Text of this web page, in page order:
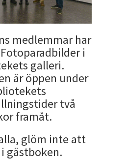
medlemmar har
i
galleri.
är öppen under
två
framåt.
glöm inte att
gästboken.